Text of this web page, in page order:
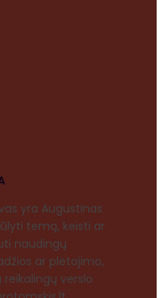
yra Augustinas
temą, keisti ar
naudingų
ar plėtojimo,
verslo